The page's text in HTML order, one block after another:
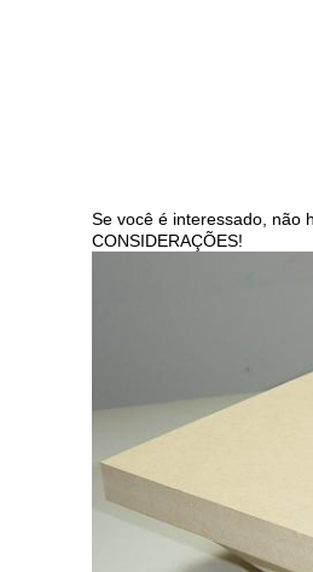
Se você é interessado, não
CONSIDERAÇÕES!